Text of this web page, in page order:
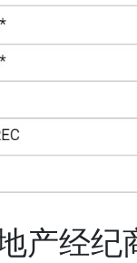
产经纪